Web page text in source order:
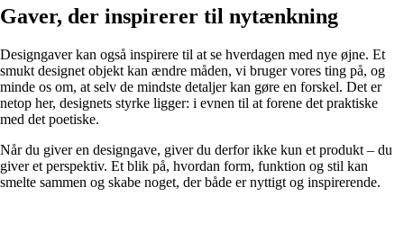
Gaver, der inspirerer til nytænkning
Designgaver kan også inspirere til at se hverdagen med nye øjne. Et
smukt designet objekt kan ændre måden, vi bruger vores ting på, og
minde os om, at selv de mindste detaljer kan gøre en forskel. Det er
netop her, designets styrke ligger: i evnen til at forene det praktiske
med det poetiske.
Når du giver en designgave, giver du derfor ikke kun et produkt – du
giver et perspektiv. Et blik på, hvordan form, funktion og stil kan
smelte sammen og skabe noget, der både er nyttigt og inspirerende.